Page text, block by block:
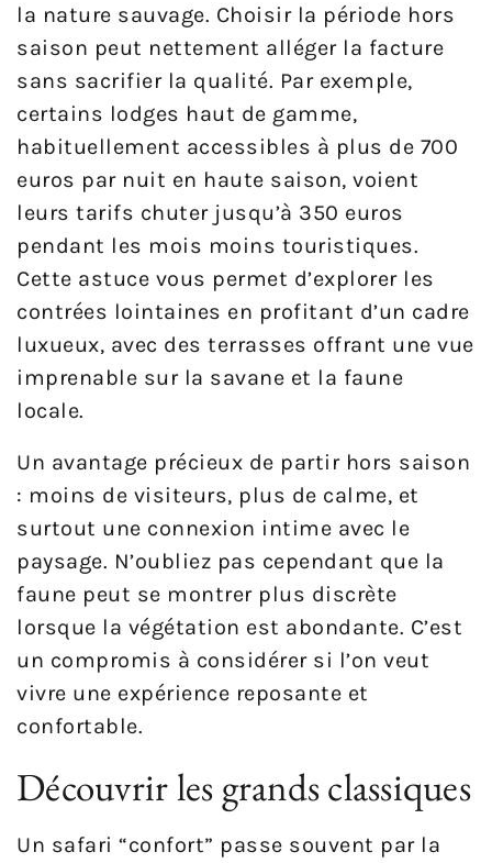
la nature sauvage. Choisir la période hors
saison peut nettement alléger la facture
sans sacrifier la qualité. Par exemple,
certains lodges haut de gamme,
habituellement accessibles à plus de 700
euros par nuit en haute saison, voient
leurs tarifs chuter jusqu’à 350 euros
pendant les mois moins touristiques.
Cette astuce vous permet d’explorer les
contrées lointaines en profitant d’un cadre
luxueux, avec des terrasses offrant une vue
imprenable sur la savane et la faune
locale.
Un avantage précieux de partir hors saison
: moins de visiteurs, plus de calme, et
surtout une connexion intime avec le
paysage. N’oubliez pas cependant que la
faune peut se montrer plus discrète
lorsque la végétation est abondante. C’est
un compromis à considérer si l’on veut
vivre une expérience reposante et
confortable.
Découvrir les grands classiques
Un safari “confort” passe souvent par la